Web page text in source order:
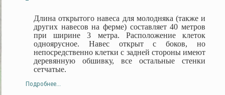
Длина открытого навеса для молодняка (также и
других навесов на ферме) составляет 40 метров
при ширине 3 метра. Расположение клеток
одноярусное. Навес открыт с боков, но
непосредственно клетки с задней стороны имеют
деревянную обшивку, все остальные стенки
сетчатые.
Подробнее...